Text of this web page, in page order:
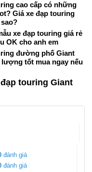
cao cấp có những
Giá xe đạp touring
xe đạp touring giá rẻ
OK cho anh em
đường phố Giant
lượng tốt mua ngay nếu
touring Giant
đánh giá
đánh giá